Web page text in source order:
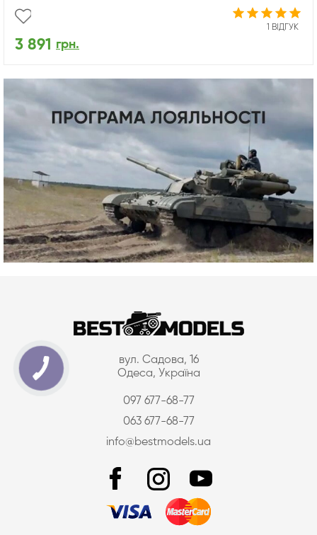
1 ВІДГУК
3 891 грн.
вул. Садова, 16
Одеса, Україна
097 677-68-77
063 677-68-77
info@bestmodels.ua